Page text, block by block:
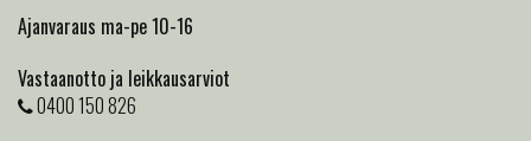
Ajanvaraus ma-pe 10-16
Vastaanotto ja leikkausarviot
0400 150 826